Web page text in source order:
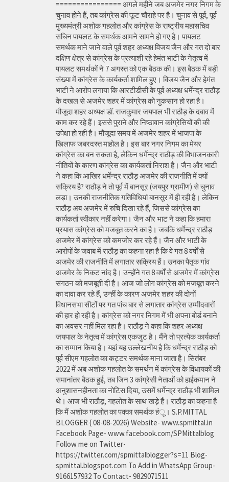
================ अगले महीने जब अजमेर नगर निगम के
चुनाव होने हैं, तब कांग्रेस की फूट चौराहे पर है। चुनाव से पूर्व, पूर्व
मुख्यमंत्री अशोक गहलोत और कांग्रेस के राष्ट्रीय महासचिव
सचिन पायलट के समर्थक आमने सामने हो गए है। पायलट
समर्थक माने जाने वाले पूर्व शहर अध्यक्ष विजय जैन और गत दो बार
दक्षिण क्षेत्र से कांग्रेस के प्रत्याशी रहे हेमंत भाटी के नेतृत्व में
पायलट समर्थकों ने 7 अगस्त को एक बैठक की। इस बैठक में बड़ी
संख्या में कांग्रेस के कार्यकर्ता शामिल हुए। विजय जैन और हेमंत
भाटी ने आरोप लगाया कि आरटीडीसी के पूर्व अध्यक्ष धर्मेन्द्र राठौड़
के दखल से अजमेर शहर में कांग्रेस को नुकसान हो रहा है।
मौजूदा शहर अध्यक्ष डॉ. राजकुमार जयपाल भी राठौड़ के दबाव में
काम कर रहे हैं। इससे पुराने और निष्ठावान कांग्रेसियों की की
उपेक्षा हो रही है। मौजूदा समय में अजमेर शहर में भाजपा के
खिलाफ जबरदस्त माहोल है। इस बार नगर निगम का मेयर
कांग्रेस का बन सकता है, लेकिन धर्मेन्द्र राठौड़ की विभाजनकारी
नीतियों के कारण कांग्रेस का कार्यकर्ता निराश है। जैन और भाटी
ने कहा कि आखिर धर्मेन्द्र राठौड़ अजमेर की राजनीति में क्यों
सक्रिय हैै? राठौड़ ने तो पूर्व में बानसूर (जयपुर ग्रामीण) से चुनाव
लड़ा। उनकी राजनीतिक गतिविधियां बानसूर में ही रही है। लेकिन
राठौड़ अब अजमेर में रुचि दिखा रहे हैं, जिससे कांग्रेस का
कार्यकर्ता स्वीकार नहीं करेगा। जैन और भाट ने कहा कि हमारा
प्रयास कांग्रेस को मजबूत करने का है। जबकि धर्मेन्द्र राठौड़
अजमेर में कांग्रेस को कमजोर कर रहे हैं। जैन और भाटी के
आरोपों के जवाब में राठौड़ का कहना रहा है कि वे गत 8 वर्षों से
अजमेर की राजनीति में लगातार सक्रिय हैं। उनका पैतृक गांव
अजमेर के निकट नांद है। उन्होंने गत 8 वर्षों से अजमेर में कांग्रेस
संगठन को मजबूती दी है। आज जो लोग कांग्रेस को मजबूत करने
का दावा कर रहे हैं, उन्हीं के कारण अजमेर शहर की दोनों
विधानसभा सीटों पर गत पांच बार से लगातार कांग्रेस उम्मीदवारों
की हार हो रही है। कांग्रेस को नगर निगम में भी अपना बोर्ड बनाने
का अवसर नहीं मिल रहा है। राठौड़ ने कहा कि शहर अध्यक्ष
जयपाल के नेतृत्व में कांग्रेस एकजुट है। मैंने तो प्रत्येक कार्यकर्ता
का सम्मान किया है। यहां यह उल्लेखनीय है कि धर्मेन्द्र राठौड़ को
पूर्व सीएम गहलोत का कट्टर समर्थक माना जाता है। सितंबर
2022 में अब अशोक गहलोत के समर्थन में कांग्रेस के विधायकों की
समानांतर बैठक हुई, तब जिन 3 कांग्रेसी नेताओं को हाईकमान ने
अनुशासनहीनता का नोटिस दिया, उसमें धर्मेन्द्र राठौड़ भी शामिल
थे। आज भी राठौड़, गहलोत के साथ खड़े हैं। राठौड़ का कहना है
कि मैं अशोक गहलोत का पक्का समर्थक हंू। S.P.MITTAL
BLOGGER ( 08-08-2026) Website- www.spmittal.in
Facebook Page- www.facebook.com/SPMittalblog
Follow me on Twitter-
https://twitter.com/spmittalblogger?s=11 Blog-
spmittal.blogspot.com To Add in WhatsApp Group-
9166157932 To Contact- 9829071511